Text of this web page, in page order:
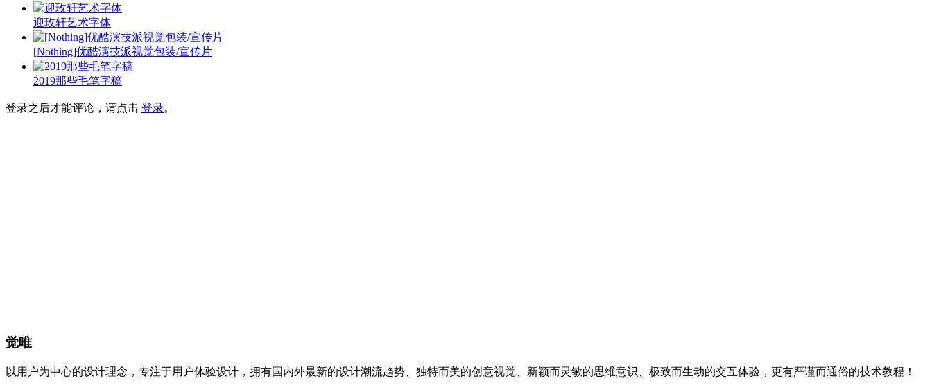
迎玫轩艺术字体
[Nothing]优酷演技派视觉包装/宣传片
2019那些毛笔字稿
登录之后才能评论，请点击 登录。
觉唯
以用户为中心的设计理念，专注于用户体验设计，拥有国内外最新的设计潮流趋势、独特而美的创意视觉、新颖而灵敏的思维意识、极致而生动的交互体验，更有严谨而通俗的技术教程！